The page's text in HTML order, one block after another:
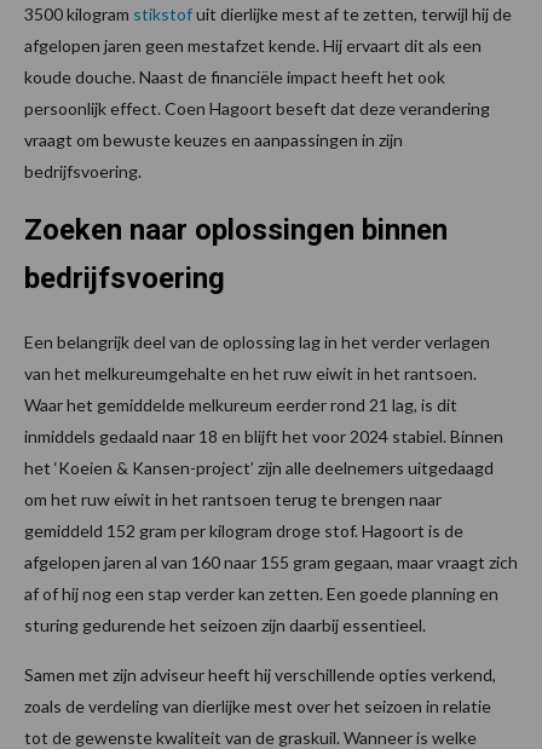
3500 kilogram stikstofuit dierlijke mest af te zetten, terwijl hij de
afgelopen jaren geen mestafzet kende. Hij ervaart dit als een
koude douche. Naast de financiële impact heeft het ook
persoonlijk effect. Coen Hagoort beseft dat deze verandering
vraagt om bewuste keuzes en aanpassingen in zijn
bedrijfsvoering.
Zoeken naar oplossingen binnen
bedrijfsvoering
Een belangrijk deel van de oplossing lag in het verder verlagen
van het melkureumgehalte en het ruw eiwit in het rantsoen.
Waar het gemiddelde melkureum eerder rond 21 lag, is dit
inmiddels gedaald naar 18 en blijft het voor 2024 stabiel. Binnen
het ‘Koeien & Kansen-project’ zijn alle deelnemers uitgedaagd
om het ruw eiwit in het rantsoen terug te brengen naar
gemiddeld 152 gram per kilogram droge stof. Hagoort is de
afgelopen jaren al van 160 naar 155 gram gegaan, maar vraagt zich
af of hij nog een stap verder kan zetten. Een goede planning en
sturing gedurende het seizoen zijn daarbij essentieel.
Samen met zijn adviseur heeft hij verschillende opties verkend,
zoals de verdeling van dierlijke mest over het seizoen in relatie
tot de gewenste kwaliteit van de graskuil. Wanneer is welke